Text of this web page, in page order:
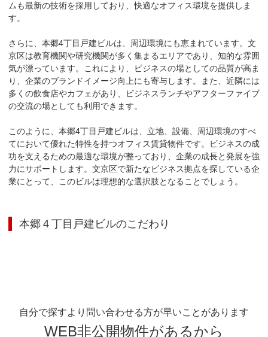
ムも最新の技術を採用しており、快適なオフィス環境を提供しま
す。
さらに、本郷4丁目戸建ビルは、周辺環境にも恵まれています。文
京区は教育機関や研究機関が多く集まるエリアであり、知的な雰囲
気が漂っています。これにより、ビジネスの場としての品質が高ま
り、企業のブランドイメージ向上にも寄与します。また、近隣には
多くの飲食店やカフェがあり、ビジネスランチやアフターファイブ
の交流の場としても利用できます。
このように、本郷4丁目戸建ビルは、立地、設備、周辺環境のすべ
てにおいて優れた特性を持つオフィス賃貸物件です。ビジネスの成
功を支えるための最適な環境が整っており、企業の成長と発展を強
力にサポートします。文京区で新たなビジネス拠点を探している企
業にとって、このビルは理想的な選択肢となることでしょう。
本郷４丁目戸建ビルのこだわり
自分で探すより問い合わせる方が早いことがあります
WEB非公開物件があるから